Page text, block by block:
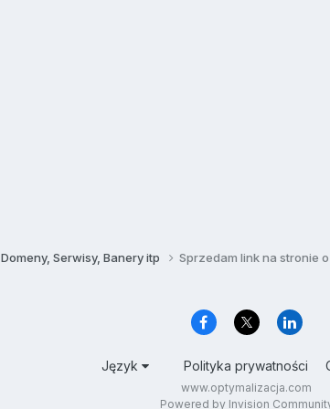
Domeny, Serwisy, Banery itp Sprzedam link na stronie
Język Polityka prywatności
www.optymalizacja.com
Powered by Invision